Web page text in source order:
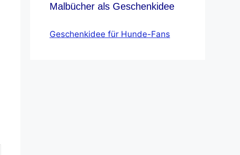
Malbücher als Geschenkidee
Geschenkidee für Hunde-Fans